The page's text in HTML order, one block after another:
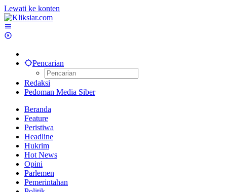
Lewati ke konten
Pencarian
Redaksi
Pedoman Media Siber
Beranda
Feature
Peristiwa
Headline
Hukrim
Hot News
Opini
Parlemen
Pemerintahan